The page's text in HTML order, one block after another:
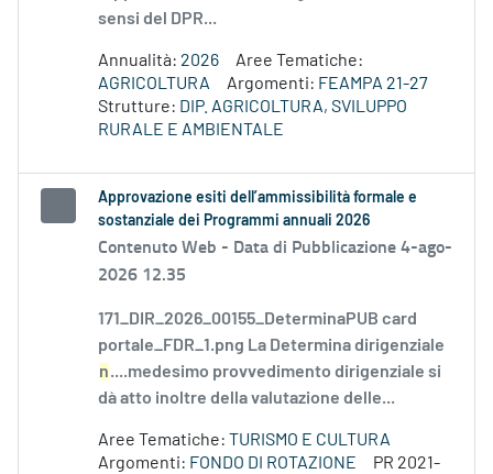
sensi del DPR...
Annualità: 2026
Aree Tematiche:
AGRICOLTURA
Argomenti: FEAMPA 21-27
Strutture: DIP. AGRICOLTURA, SVILUPPO
RURALE E AMBIENTALE
Approvazione esiti dell’ammissibilità formale e
sostanziale dei Programmi annuali 2026
Contenuto Web - Data di Pubblicazione 4-ago-
2026 12.35
171_DIR_2026_00155_DeterminaPUB card
portale_FDR_1.png La Determina dirigenziale
n....medesimo provvedimento dirigenziale si
dà atto inoltre della valutazione delle...
Aree Tematiche: TURISMO E CULTURA
Argomenti: FONDO DI ROTAZIONE
PR 2021-